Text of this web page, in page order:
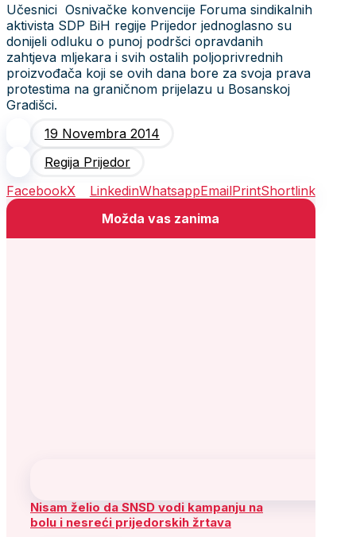
Učesnici Osnivačke konvencije Foruma sindikalnih
aktivista SDP BiH regije Prijedor jednoglasno su
donijeli odluku o punoj podršci opravdanih
zahtjeva mljekara i svih ostalih poljoprivrednih
proizvođača koji se ovih dana bore za svoja prava
protestima na graničnom prijelazu u Bosanskoj
Gradišci.
19 Novembra 2014
Regija Prijedor
FacebookX LinkedinWhatsappEmailPrintShortlink
Možda vas zanima
Nisam želio da SNSD vodi kampanju na
bolu i nesreći prijedorskih žrtava